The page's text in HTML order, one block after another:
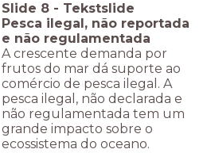
Slide 8 - Tekstslide
Pesca ilegal, não reportada
e não regulamentada
A crescente demanda por
frutos do mar dá suporte ao
comércio de pesca ilegal. A
pesca ilegal, não declarada e
não regulamentada tem um
grande impacto sobre o
ecossistema do oceano.